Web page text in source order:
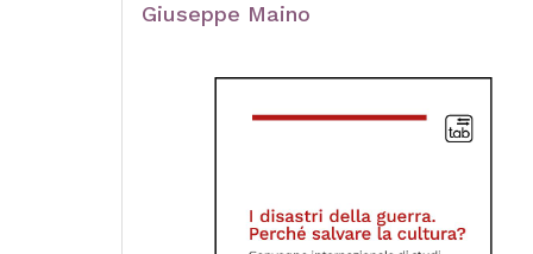
Giuseppe Maino